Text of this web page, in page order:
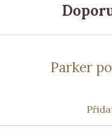
Parker